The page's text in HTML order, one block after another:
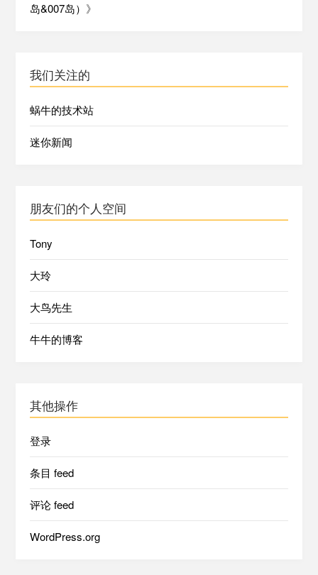
岛&007岛） 》
我们关注的
蜗牛的技术站
迷你新闻
朋友们的个人空间
Tony
大玲
大鸟先生
牛牛的博客
其他操作
登录
条目 feed
评论 feed
WordPress.org